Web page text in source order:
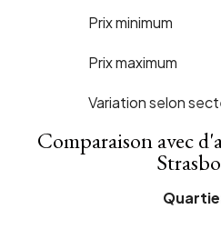
Prix minimum
Prix maximum
Variation selon
Comparaison avec